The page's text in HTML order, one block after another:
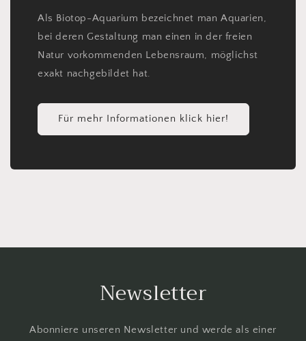
Als Biotop-Aquarium bezeichnet man Aquarien,
bei deren Gestaltung man einen in der freien
Natur vorkommenden Lebensraum, möglichst
exakt nachgebildet hat.
Für mehr Informationen klick hier!
Newsletter
Abonniere unseren Newsletter und werde als einer